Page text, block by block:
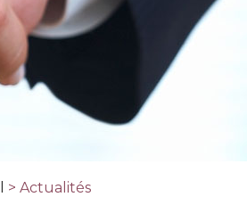
> Actualités